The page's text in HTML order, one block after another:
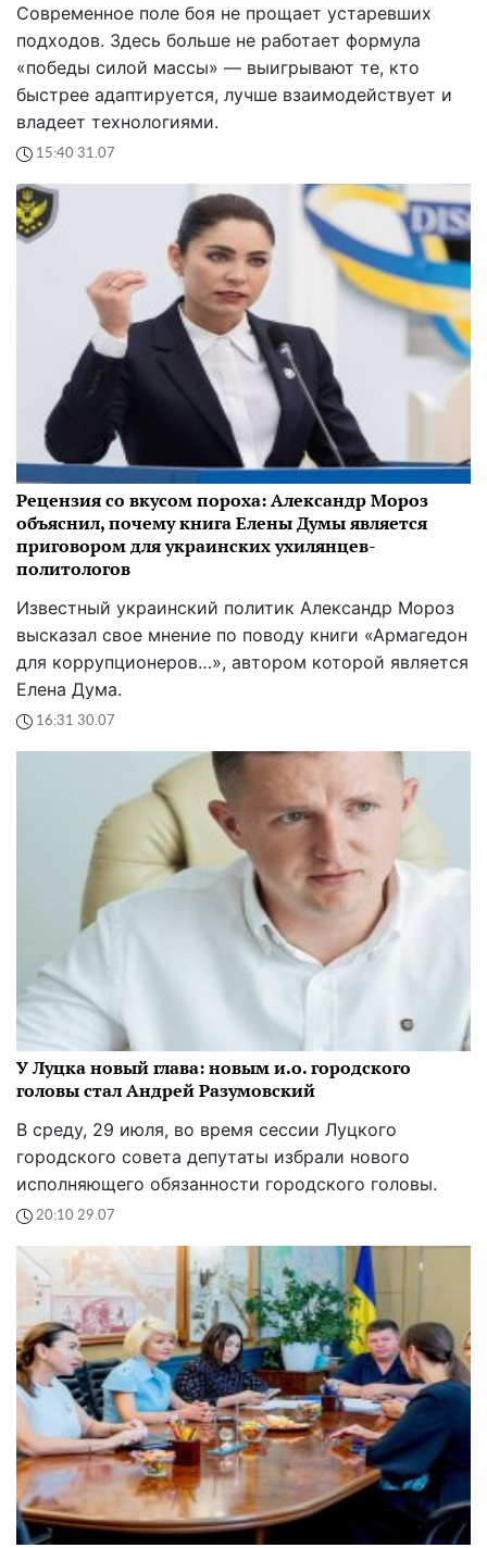
Современное поле боя не прощает устаревших
подходов. Здесь больше не работает формула
«победы силой массы» — выигрывают те, кто
быстрее адаптируется, лучше взаимодействует и
владеет технологиями.
15:40 31.07
Рецензия со вкусом пороха: Александр Мороз
объяснил, почему книга Елены Думы является
приговором для украинских ухилянцев-
политологов
Известный украинский политик Александр Мороз
высказал свое мнение по поводу книги «Армагедон
для коррупционеров…», автором которой является
Елена Дума.
16:31 30.07
У Луцка новый глава: новым и.о. городского
головы стал Андрей Разумовский
В среду, 29 июля, во время сессии Луцкого
городского совета депутаты избрали нового
исполняющего обязанности городского головы.
20:10 29.07